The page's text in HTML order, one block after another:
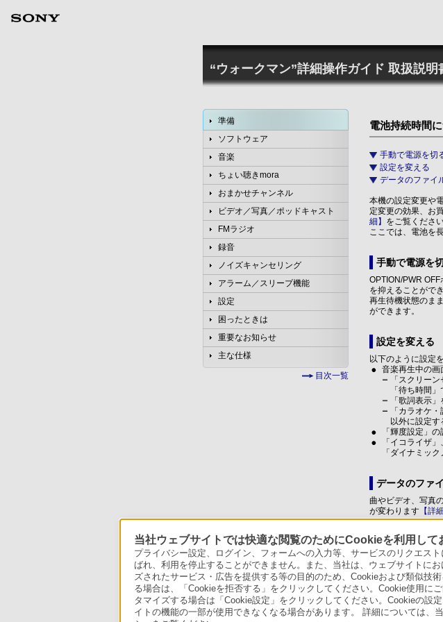
“ウォークマン”詳細操作ガイド 取扱説明
準備
ソフトウェア
音楽
ちょい聴きmora
おまかせチャンネル
ビデオ／写真／ポッドキャスト
FMラジオ
録音
ノイズキャンセリング
アラーム／スリープ機能
設定
困ったときは
重要なお知らせ
主な仕様
目次一覧
電池持続時間
手動で電源を切
設定を変える
データのファイ
本機の設定変更や
定変更の効果、お
細】 をご覧ください
ここでは、電池を
手動で電源を
OPTION/PWR
を抑えることがで
再生待機状態のま
ができます。
設定を変える
以下のように設定
音楽再生中の画
「スクリー
「待ち時間
「歌詞表示
「カラオケ
以外に設定す
「輝度設定」
「イコライザ
「ダイナミッ
データのファ
曲やビデオ、写真
が変わります 【詳
関連トピック
充電時間
当社ウェブサイトでは快適な閲覧のためにCookieを利用して
プライバシー設定、ログイン、フォームへの入力等、サービスのリクエス
ばれ、利用を停止することができません。また、当社は、ウェブサイトに
ズされたサービス・広告を提供する等の目的のため、Cookieおよび類似技
る場合は、「Cookieを拒否する」をクリックしてください。Cookie使用に
タマイズする場合は「Cookie設定」をクリックしてください。Cookieの設
イトの機能の一部が使用できなくなる場合があります。 詳細については、